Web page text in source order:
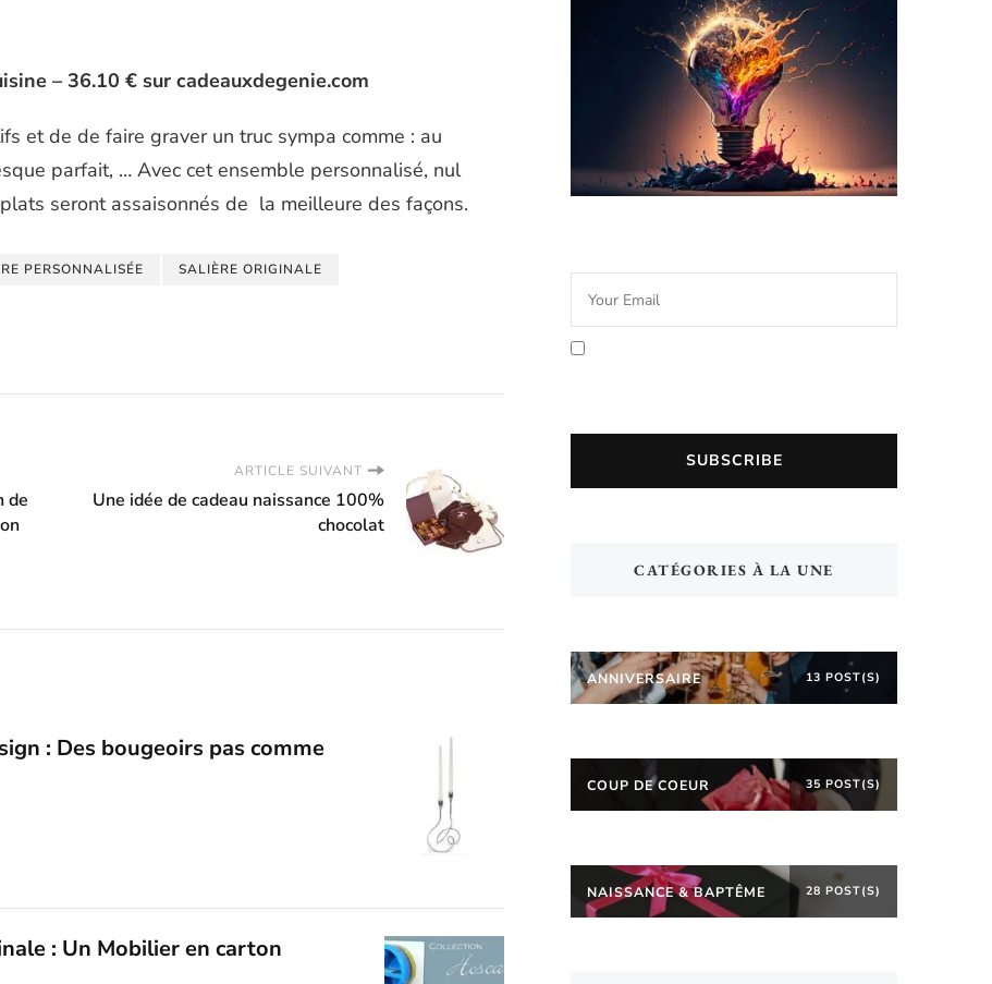
– 36.10 € sur cadeauxdegenie.com
et de de faire graver un truc sympa comme : au
parfait, … Avec cet ensemble personnalisé, nul
seront assaisonnés de la meilleure des façons.
PERSONNALISÉE SALIÈRE ORIGINALE
de
ARTICLE SUIVANT
Une idée de cadeau naissance 100%
chocolat
: Des bougeoirs pas comme
: Un Mobilier en carton
CATÉGORIES À LA UNE
ANNIVERSAIRE 13 POST(S)
COUP DE COEUR 35 POST(S)
NAISSANCE & BAPTÊME 28 POST(S)